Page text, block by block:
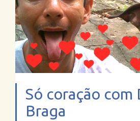
Só coração com
Braga